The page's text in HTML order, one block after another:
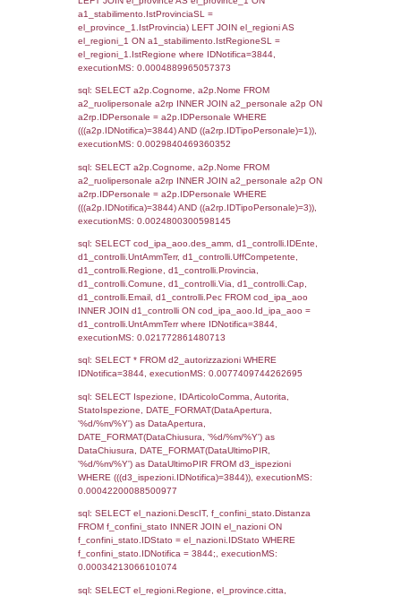
sql: SELECT COUNT(*) FROM `userlevels`
`userlevelid` = -2, executionMS:
sql: SELECT `userlevelid`, `userlevelname`
`userlevels`, executionMS:
sql: SELECT COUNT(*) FROM
WHERE `userlevelid` = -2, executionMS:
0.00024294853210449
sql: SELECT `tablename`, `userlevelid`,
`userlevelpermissions` WHERE `userlevelid`
executionMS: 0.00092196464538574
sql: SELECT a1.RagioneSociale,
localita, el_prov.citta AS provincia,
DATE(n.DataInvioNotifica) as
n.FileNotificaZip, n.DataFileNotificaZip
LEFT JOIN infostabilimento i ON
a1.CodiceUnivoco = n.CodiceUnivoco LEFT
el_comuni AS el_com ON a1.ComuneStab =
el_com.IstComune LEFT JOIN el_province
a1.ProvinciaStab = el_prov.IstProvincia
n.IDNotifica = 3844;, executionMS:
sql: SELECT a1_stabilimento.*,
ComuneST, el_province.citta as
el_regioni.Regione as RegioneST,
as ComuneSL, el_province_1.citta as